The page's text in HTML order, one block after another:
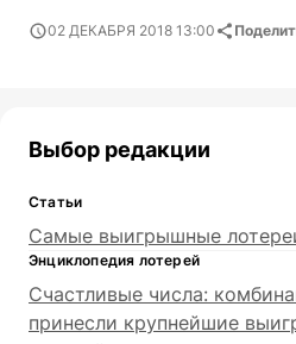
02 ДЕКАБРЯ 2018 13:00
Выбор редакции
Статьи
Самые выигрышные
Энциклопедия лотерей
Счастливые числа:
принесли крупнейшие